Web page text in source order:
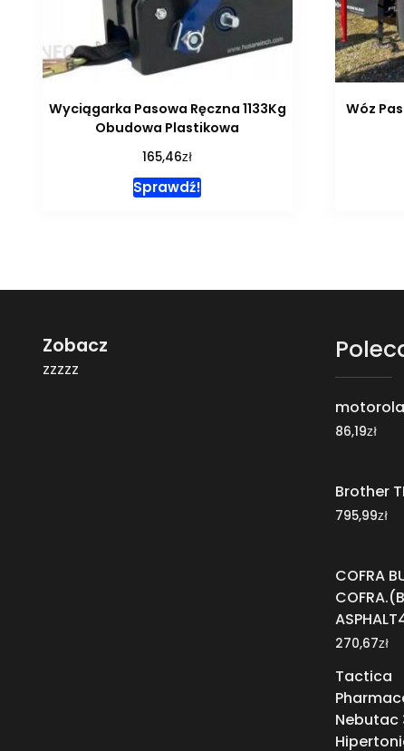
Wyciągarka Pasowa Ręczna 1133Kg
Obudowa Plastikowa
165,46zł
Sprawdź!
Wóz
Zobacz
zzzzz
86,19zł
Brother
795,99zł
COFRA
270,67zł
Tactica
Nebutac